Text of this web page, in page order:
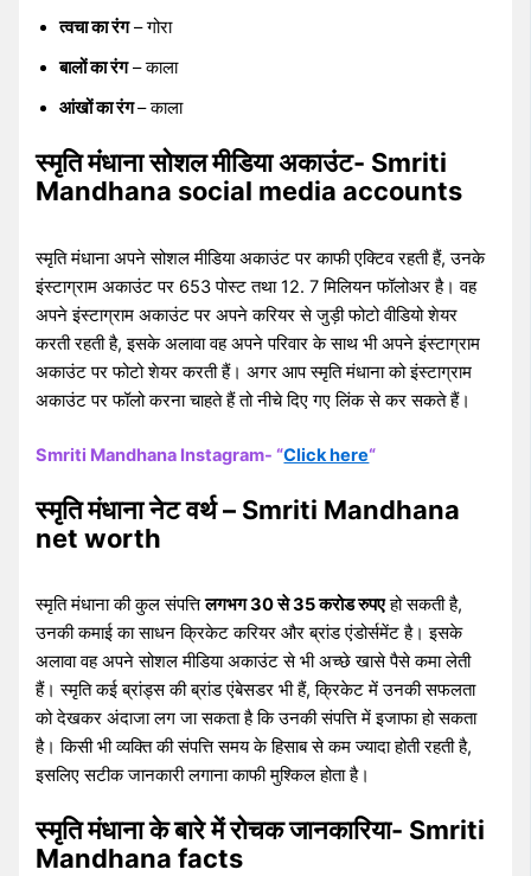
त्वचा का रंग– गोरा
बालों का रंग– काला
आंखों का रंग– काला
स्मृति मंधाना सोशल मीडिया अकाउंट- Smriti
Mandhana social media accounts
स्मृति मंधाना अपने सोशल मीडिया अकाउंट पर काफी एक्टिव रहती हैं, उनके
इंस्टाग्राम अकाउंट पर 653 पोस्ट तथा 12. 7 मिलियन फॉलोअर है। वह
अपने इंस्टाग्राम अकाउंट पर अपने करियर से जुड़ी फोटो वीडियो शेयर
करती रहती है, इसके अलावा वह अपने परिवार के साथ भी अपने इंस्टाग्राम
अकाउंट पर फोटो शेयर करती हैं। अगर आप स्मृति मंधाना को इंस्टाग्राम
अकाउंट पर फॉलो करना चाहते हैं तो नीचे दिए गए लिंक से कर सकते हैं।
Smriti Mandhana Instagram- “Click here“
स्मृति मंधाना नेट वर्थ – Smriti Mandhana
net worth
स्मृति मंधाना की कुल संपत्तिलगभग 30 से 35 करोड रुपएहो सकती है,
उनकी कमाई का साधन क्रिकेट करियर और ब्रांड एंडोर्समेंट है। इसके
अलावा वह अपने सोशल मीडिया अकाउंट से भी अच्छे खासे पैसे कमा लेती
हैं। स्मृति कई ब्रांड्स की ब्रांड एंबेसडर भी हैं, क्रिकेट में उनकी सफलता
को देखकर अंदाजा लग जा सकता है कि उनकी संपत्ति में इजाफा हो सकता
है। किसी भी व्यक्ति की संपत्ति समय के हिसाब से कम ज्यादा होती रहती है,
इसलिए सटीक जानकारी लगाना काफी मुश्किल होता है।
स्मृति मंधाना के बारे में रोचक जानकारिया- Smriti
Mandhana facts